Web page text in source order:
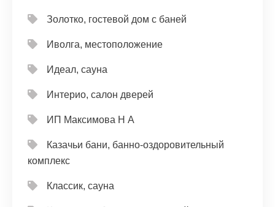
Золотко, гостевой дом с баней
Иволга, местоположение
Идеал, сауна
Интерио, салон дверей
ИП Максимова Н А
Казачьи бани, банно-оздоровительный
комплекс
Классик, сауна